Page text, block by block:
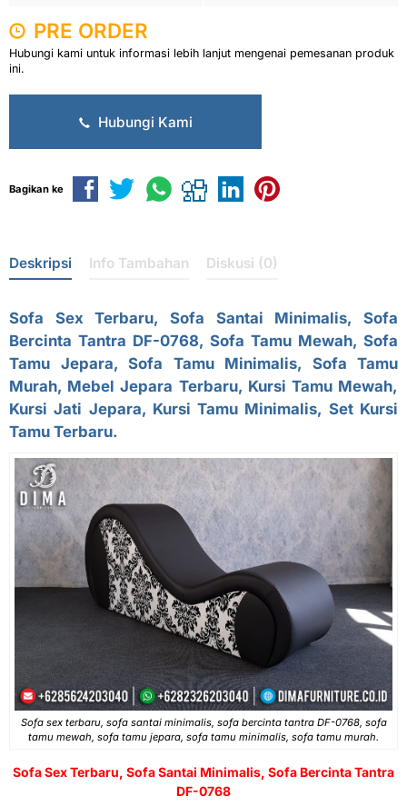
PRE ORDER
Hubungi kami untuk informasi lebih lanjut mengenai pemesanan produk
ini.
Hubungi Kami
Bagikan ke
Deskripsi Info Tambahan Diskusi (0)
Sofa Sex Terbaru, Sofa Santai Minimalis, Sofa
Bercinta Tantra DF-0768, Sofa Tamu Mewah, Sofa
Tamu Jepara, Sofa Tamu Minimalis, Sofa Tamu
Murah, Mebel Jepara Terbaru, Kursi Tamu Mewah,
Kursi Jati Jepara, Kursi Tamu Minimalis, Set Kursi
Tamu Terbaru.
Sofa sex terbaru, sofa santai minimalis, sofa bercinta tantra DF-0768, sofa
tamu mewah, sofa tamu jepara, sofa tamu minimalis, sofa tamu murah.
Sofa Sex Terbaru, Sofa Santai Minimalis, Sofa Bercinta Tantra
DF-0768